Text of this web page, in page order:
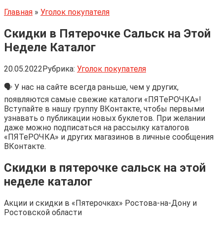
Главная » Уголок покупателя
Скидки в Пятерочке Сальск на Этой
Неделе Каталог
20.05.2022Рубрика: Уголок покупателя
🗣 У нас на сайте всегда раньше, чем у других,
появляются самые свежие каталоги «ПЯТеРОЧКА»!
Вступайте в нашу группу ВКонтакте, чтобы первыми
узнавать о публикации новых буклетов. При желании
даже можно подписаться на рассылку каталогов
«ПЯТеРОЧКА» и других магазинов в личные сообщения
ВКонтакте.
Скидки в пятерочке сальск на этой
неделе каталог
Акции и скидки в «Пятерочках» Ростова-на-Дону и
Ростовской области